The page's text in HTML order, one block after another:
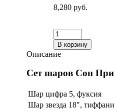
8,280 руб.
В корзину
Описание
Сет шаров Сон
Шар цифра 5, фуксия
Шар звезда 18″, тиффани